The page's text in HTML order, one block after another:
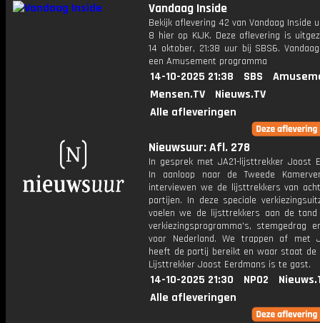
Vandaag Inside
Bekijk aflevering 42 van Vandaag Inside
8 hier op KIJK. Deze aflevering is
14 oktober, 21:38 uur bij SBS6.
een Amusement programma
14-10-2025 21:38 SBS
Mensen.TV
Nieuws.TV
Alle afleveringen
Nieuwsuur: Afl. 278
In gesprek met JA21-lijsttrekker Joost
In aanloop naar de Tweede
interviewen we de lijsttrekkers van
partijen. In deze speciale
voelen we de lijsttrekkers aan de
verkiezingsprogramma's, stemgedrag
voor Nederland. We trappen af met
heeft de partij bereikt en waar staat de
Lijsttrekker Joost Eerdmans is te gast.
14-10-2025 21:30 NPO2
Alle afleveringen